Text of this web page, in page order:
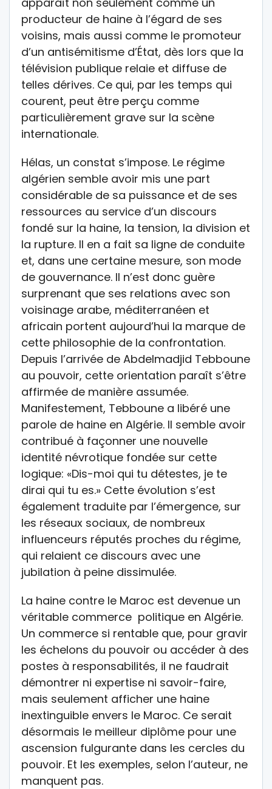
producteur de haine à l’égard de ses
voisins, mais aussi comme le promoteur
d’un antisémitisme d’État, dès lors que la
télévision publique relaie et diffuse de
telles dérives. Ce qui, par les temps qui
courent, peut être perçu comme
particulièrement grave sur la scène
internationale.
Hélas, un constat s’impose. Le régime
algérien semble avoir mis une part
considérable de sa puissance et de ses
ressources au service d’un discours
fondé sur la haine, la tension, la division et
la rupture. Il en a fait sa ligne de conduite
et, dans une certaine mesure, son mode
de gouvernance. Il n’est donc guère
surprenant que ses relations avec son
voisinage arabe, méditerranéen et
africain portent aujourd’hui la marque de
cette philosophie de la confrontation.
Depuis l’arrivée de Abdelmadjid Tebboune
au pouvoir, cette orientation paraît s’être
affirmée de manière assumée.
Manifestement, Tebboune a libéré une
parole de haine en Algérie. Il semble avoir
contribué à façonner une nouvelle
identité névrotique fondée sur cette
logique: «Dis-moi qui tu détestes, je te
dirai qui tu es.» Cette évolution s’est
également traduite par l’émergence, sur
les réseaux sociaux, de nombreux
influenceurs réputés proches du régime,
qui relaient ce discours avec une
jubilation à peine dissimulée.
La haine contre le Maroc est devenue un
véritable commerce politique en Algérie.
Un commerce si rentable que, pour gravir
les échelons du pouvoir ou accéder à des
postes à responsabilités, il ne faudrait
démontrer ni expertise ni savoir-faire,
mais seulement afficher une haine
inextinguible envers le Maroc. Ce serait
désormais le meilleur diplôme pour une
ascension fulgurante dans les cercles du
pouvoir. Et les exemples, selon l’auteur, ne
manquent pas.